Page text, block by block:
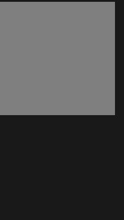
en nueva ventana)
nueva ventana)